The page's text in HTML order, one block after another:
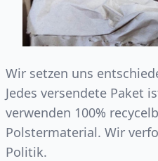
Wir setzen uns
Jedes versendete Paket
verwenden 100%
Polstermaterial. Wir
Politik.